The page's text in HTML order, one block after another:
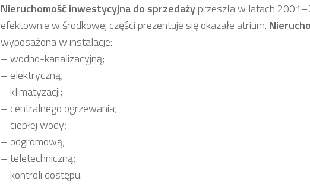
Nieruchomość inwestycyjnado sprzedażyprzeszła w latach
efektownie w środkowej części prezentuje się okazałe atrium.
wyposażona w instalacje:
– wodno-kanalizacyjną;
– elektryczną;
– klimatyzacji;
– centralnego ogrzewania;
– ciepłej wody;
– odgromową;
– teletechniczną;
– kontroli dostępu.